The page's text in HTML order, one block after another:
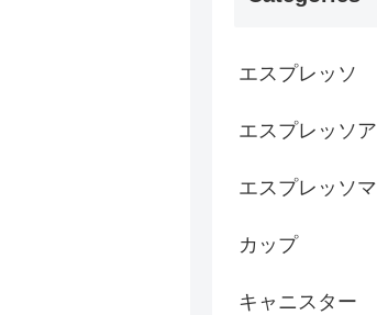
エスプレッソ
エスプレッソ
エスプレッソ
カップ
キャニスター